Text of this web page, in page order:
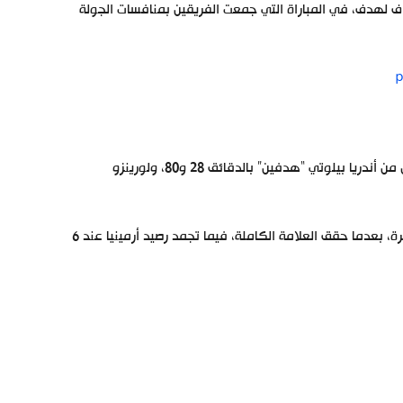
لهدف، في المباراة التي جمعت الفريقين بمنافسات الجولة
أحرز ألكسندر كارابيتيان هدف أرمينيا بالدقيقة 11، فيما سجل أهداف إيطاليا كل من أندريا بيلوتي “هدفين” بالدقائق 28 و80، ولورينزو
ورفع المنتخب الإيطالي رصيده إلى 15 نقطة بالمركز الأول في المجموعة العاشرة، بعدما حقق العلامة الكاملة، فيما تجمد رصيد أرمينيا عند 6